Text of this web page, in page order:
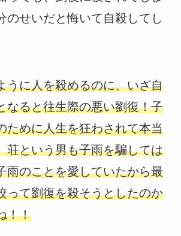
のせいだと悔いて自殺してし
うに人を殺めるのに、いざ自
なると往生際の悪い劉復！子
ために人生を狂わされて本当
荘という男も子雨を騙しては
雨のことを愛していたから最
って劉復を殺そうとしたのか
！！